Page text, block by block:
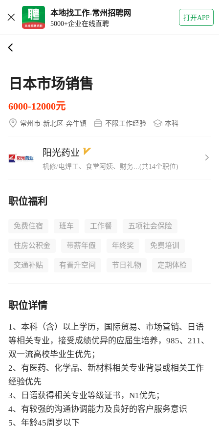
本地找工作-常州招聘网
5000+企业在线直聘
打开APP
日本市场销售
6000-12000元
常州市-新北区-奔牛镇 不限工作经验 本科
阳光药业
机修/电焊工、食堂阿姨、财务...(共14个职位)
职位福利
免费住宿 班车 工作餐 五项社会保险
住房公积金 带薪年假 年终奖 免费培训
交通补贴 有晋升空间 节日礼物 定期体检
职位详情
1、本科（含）以上学历，国际贸易、市场营销、日语
等相关专业，接受成绩优异的应届生培养，985、211、
双一流高校毕业生优先；
2、有医药、化学品、新材料相关专业背景或相关工作
经验优先
3、日语获得相关专业等级证书，N1优先；
4、有较强的沟通协调能力及良好的客户服务意识
5、年龄45周岁以下